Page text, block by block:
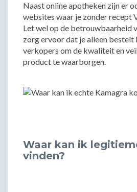
Naast online apotheken zijn er
websites waar je zonder recept
Let wel op de betrouwbaarheid
zorg ervoor dat je alleen bestelt
verkopers om de kwaliteit en
product te waarborgen.
Waar kan ik
vinden?